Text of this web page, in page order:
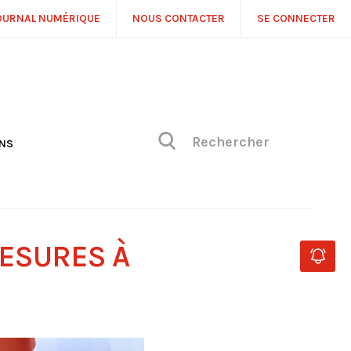
NUMÉRIQUE NOUS CONTACTER SE CONNECTER
À